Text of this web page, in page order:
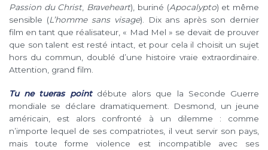
Passion du Christ, Braveheart), buriné (Apocalypto) et même
sensible (L’homme sans visage). Dix ans après son dernier
film en tant que réalisateur, « Mad Mel » se devait de prouver
que son talent est resté intact, et pour cela il choisit un sujet
hors du commun, doublé d’une histoire vraie extraordinaire.
Attention, grand film.
Tu ne tueras pointdébute alors que la Seconde Guerre
mondiale se déclare dramatiquement. Desmond, un jeune
américain, est alors confronté à un dilemme : comme
n’importe lequel de ses compatriotes, il veut servir son pays,
mais toute forme violence est incompatible avec ses